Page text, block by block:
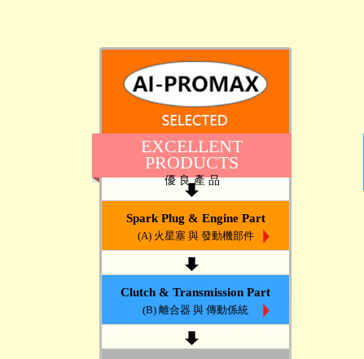
EXCELLENT
PRODUCTS
優 良 產 品
Spark Plug & Engine Part
(A) 火星塞 與 發動機部件
Clutch & Transmission Part
(B) 離合器 與 傳動係統